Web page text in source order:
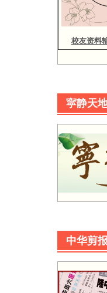
校友资料
寜静天
中华剪报